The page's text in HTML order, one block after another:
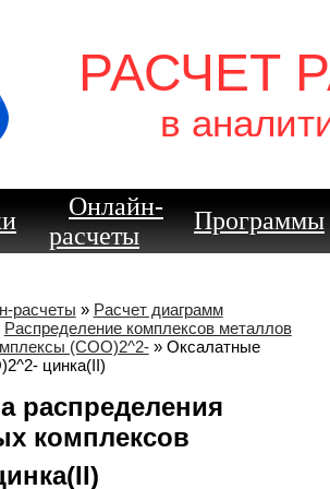
РАСЧЕТ
в
Онлайн-
расчеты
Программы
расчеты » Расчет диаграмм
Распределение комплексов металлов
(COO)2^2-» Оксалатные
цинка(II)
распределения
комплексов